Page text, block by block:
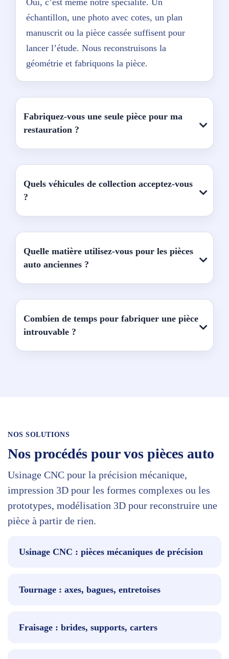
échantillon, une photo avec cotes, un plan
manuscrit ou la pièce cassée suffisent pour
lancer l’étude. Nous reconstruisons la
géométrie et fabriquons la pièce.
Fabriquez-vous une seule pièce pour ma
restauration ?
Quels véhicules de collection acceptez-vous
?
Quelle matière utilisez-vous pour les pièces
auto anciennes ?
Combien de temps pour fabriquer une pièce
introuvable ?
NOS SOLUTIONS
Nos procédés pour vos pièces auto
Usinage CNC pour la précision mécanique,
impression 3D pour les formes complexes ou les
prototypes, modélisation 3D pour reconstruire une
pièce à partir de rien.
Usinage CNC : pièces mécaniques de précision
Tournage : axes, bagues, entretoises
Fraisage : brides, supports, carters